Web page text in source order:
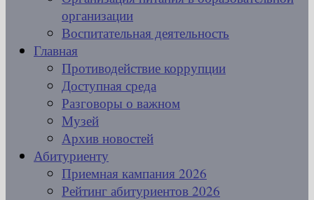
организации
Воспитательная деятельность
Главная
Противодействие коррупции
Доступная среда
Разговоры о важном
Музей
Архив новостей
Абитуриенту
Приемная кампания 2026
Рейтинг абитуриентов 2026